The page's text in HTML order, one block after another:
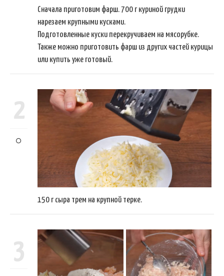
Сначала приготовим фарш. 700 г куриной грудки
нарезаем крупными кусками.
Подготовленные куски перекручиваем на мясорубке.
Также можно приготовить фарш из других частей курицы
или купить уже готовый.
2
150 г сыра трем на крупной терке.
3